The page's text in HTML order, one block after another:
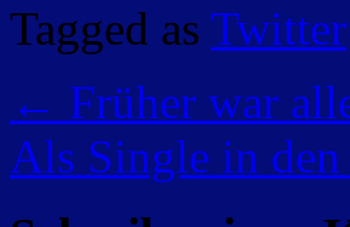
Tagged as Twitter
← Früher war
Als Single in